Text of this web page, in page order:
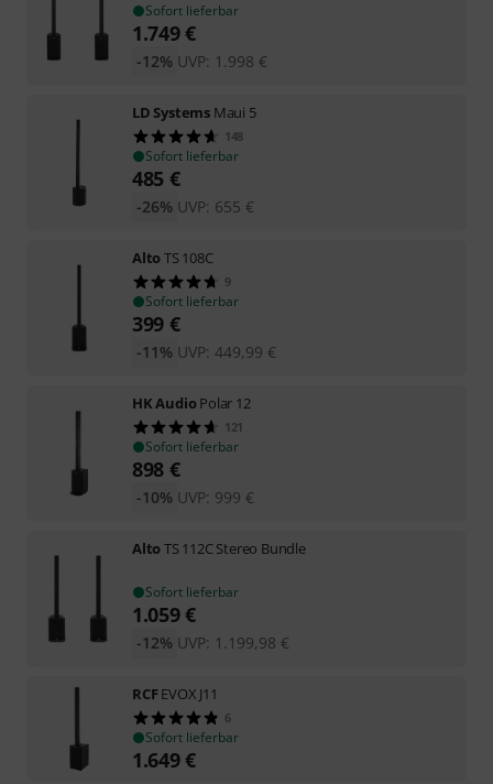
Sofort lieferbar
1.749€
UVP: 1.998 €
-12%
LD Systems Maui 5
148
Sofort lieferbar
485 €
UVP: 655 €
-26%
AltoTS 108C
9
Sofort lieferbar
399 €
UVP: 449,99 €
-11%
HK AudioPolar 12
121
Sofort lieferbar
898 €
UVP: 999 €
-10%
AltoTS 112C Stereo Bundle
Sofort lieferbar
1.059€
UVP: 1.199,98 €
-12%
RCFEVOX J11
6
Sofort lieferbar
1.649€